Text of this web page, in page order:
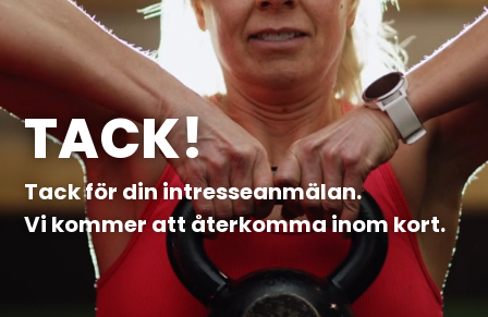
TACK!
Tack för din intresseanmälan.
Vi kommer att återkomma inom kort.